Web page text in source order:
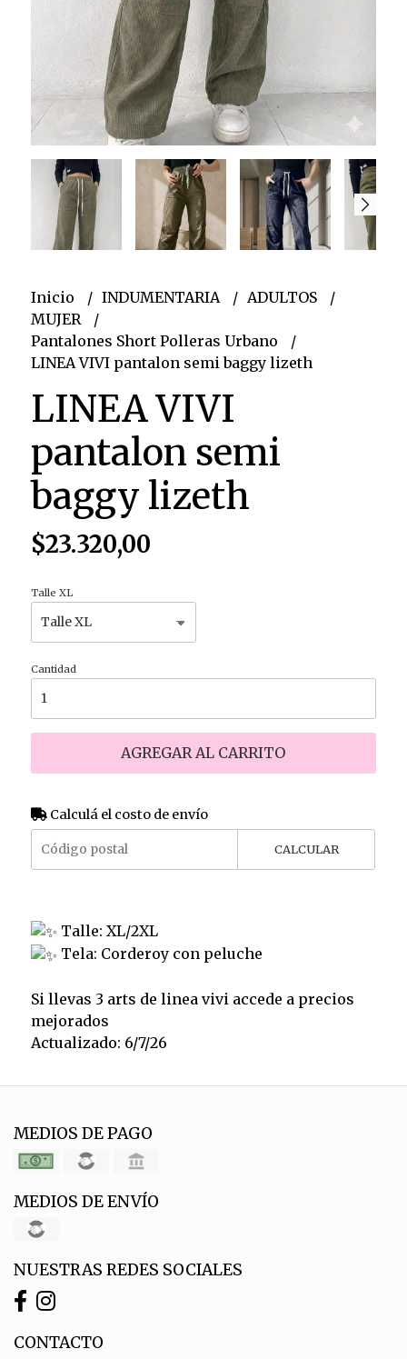
Inicio INDUMENTARIA
ADULTOS
MUJER
Pantalones Short Polleras Urbano
LINEA VIVI pantalon semi baggy lizeth
LINEA VIVI
pantalon semi
baggy lizeth
$23.320,00
Talle XL
Cantidad
AGREGAR AL CARRITO
Calculá el costo de envío
CALCULAR
Talle: XL/2XL
Tela: Corderoy con peluche
Si llevas 3 arts de linea vivi accede a precios
mejorados
Actualizado: 6/7/26
MEDIOS DE PAGO
MEDIOS DE ENVÍO
NUESTRAS REDES SOCIALES
CONTACTO